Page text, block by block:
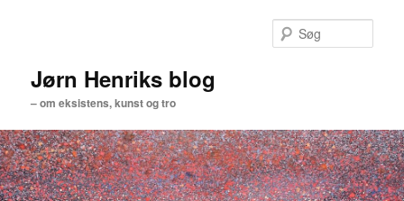
Jørn Henriks blog
– om eksistens, kunst og tro